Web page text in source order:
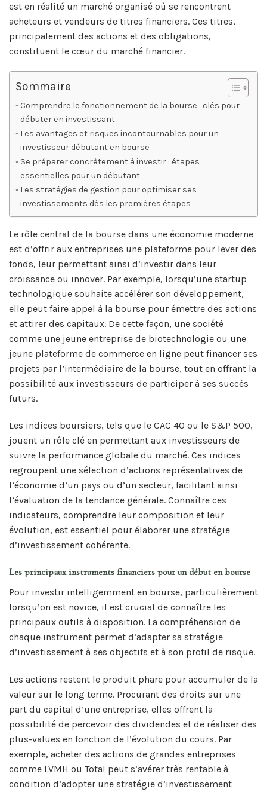
est en réalité un marché organisé où se rencontrent
acheteurs et vendeurs de titres financiers. Ces titres,
principalement des actions et des obligations,
constituent le cœur du marché financier.
Sommaire
Comprendre le fonctionnement de la bourse : clés pour
débuter en investissant
Les avantages et risques incontournables pour un
investisseur débutant en bourse
Se préparer concrètement à investir : étapes
essentielles pour un débutant
Les stratégies de gestion pour optimiser ses
investissements dès les premières étapes
Le rôle central de la bourse dans une économie moderne
est d’offrir aux entreprises une plateforme pour lever des
fonds, leur permettant ainsi d’investir dans leur
croissance ou innover. Par exemple, lorsqu’une startup
technologique souhaite accélérer son développement,
elle peut faire appel à la bourse pour émettre des actions
et attirer des capitaux. De cette façon, une société
comme une jeune entreprise de biotechnologie ou une
jeune plateforme de commerce en ligne peut financer ses
projets par l’intermédiaire de la bourse, tout en offrant la
possibilité aux investisseurs de participer à ses succès
futurs.
Les indices boursiers, tels que le CAC 40 ou le S&P 500,
jouent un rôle clé en permettant aux investisseurs de
suivre la performance globale du marché. Ces indices
regroupent une sélection d’actions représentatives de
l’économie d’un pays ou d’un secteur, facilitant ainsi
l’évaluation de la tendance générale. Connaître ces
indicateurs, comprendre leur composition et leur
évolution, est essentiel pour élaborer une stratégie
d’investissement cohérente.
Les principaux instruments financiers pour un début en bourse
Pour investir intelligemment en bourse, particulièrement
lorsqu’on est novice, il est crucial de connaître les
principaux outils à disposition. La compréhension de
chaque instrument permet d’adapter sa stratégie
d’investissement à ses objectifs et à son profil de risque.
Les actions restent le produit phare pour accumuler de la
valeur sur le long terme. Procurant des droits sur une
part du capital d’une entreprise, elles offrent la
possibilité de percevoir des dividendes et de réaliser des
plus-values en fonction de l’évolution du cours. Par
exemple, acheter des actions de grandes entreprises
comme LVMH ou Total peut s’avérer très rentable à
condition d’adopter une stratégie d’investissement